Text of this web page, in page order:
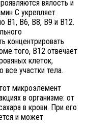
вялость и
C укрепляет
B1, B6, B8, B9 и B12.
концентрировать
того, B12 отвечает
клеток,
все участки тела.
микроэлемент
в организме: от
в крови. При его
и может